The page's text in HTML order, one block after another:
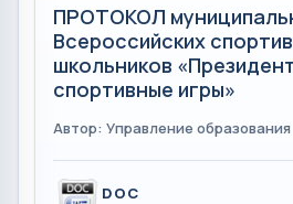
ПРОТОКОЛ
Всероссийских
школьников
спортивные игры»
Автор: Управление образования
DOC